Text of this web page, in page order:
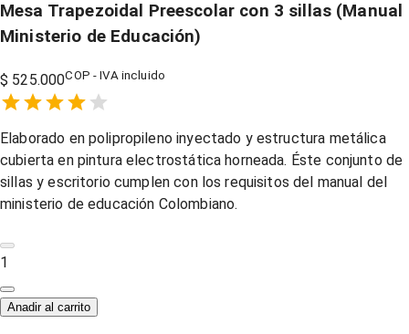
Mesa Trapezoidal Preescolar con 3 sillas (Manual
Ministerio de Educación)
$ 525.000COP - IVA incluido
1 Star,
2 Stars,
3 Stars,
4 Stars,
5 Stars,
Elaborado en polipropileno inyectado y estructura metálica
cubierta en pintura electrostática horneada. Éste conjunto de
sillas y escritorio cumplen con los requisitos del manual del
ministerio de educación Colombiano.
1
Anadir al carrito